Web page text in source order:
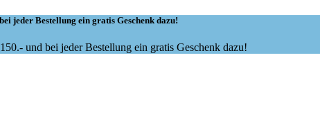
jeder Bestellung ein gratis Geschenk dazu!
und bei jeder Bestellung ein gratis Geschenk dazu!